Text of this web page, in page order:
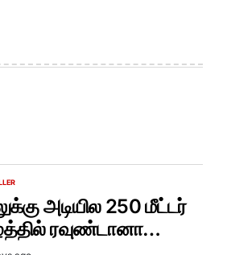
அடியில 250 மீட்டர்
ரவுண்டானா…